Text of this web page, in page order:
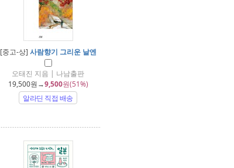
[중고-상] 사람향기 그리운 날엔
오태진 지음 | 나남출판
19,500원→9,500원(51%)
알라딘 직접 배송